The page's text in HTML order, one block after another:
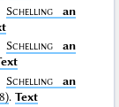
Schelling
an
Schelling
an
Schelling
an
.Text